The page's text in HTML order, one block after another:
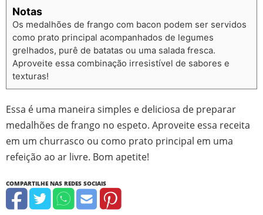
Notas
Os medalhões de frango com bacon podem ser servidos
como prato principal acompanhados de legumes
grelhados, purê de batatas ou uma salada fresca.
Aproveite essa combinação irresistível de sabores e
texturas!
Essa é uma maneira simples e deliciosa de preparar
medalhões de frango no espeto. Aproveite essa receita
em um churrasco ou como prato principal em uma
refeição ao ar livre. Bom apetite!